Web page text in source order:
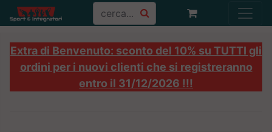
Extra di Benvenuto: sconto del 10% su TUTTI gli
ordini per i nuovi clienti che si registreranno
entro il 31/12/2026 !!!